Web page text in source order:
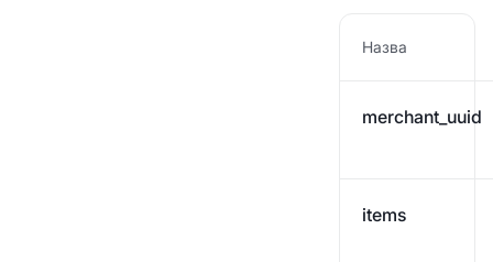
Назва
merchant_uuid
items